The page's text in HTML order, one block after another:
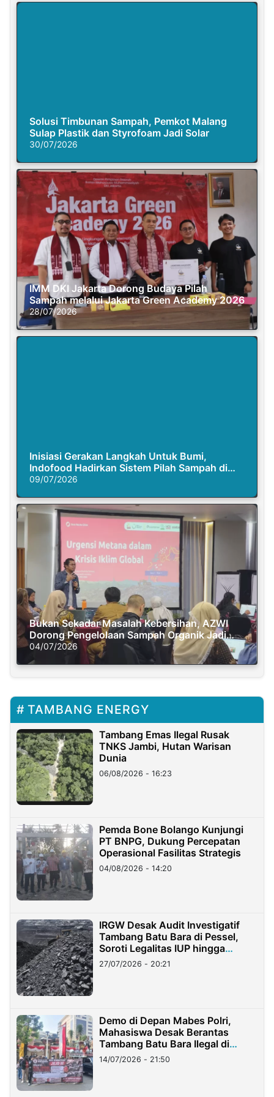
Solusi Timbunan Sampah, Pemkot Malang
Sulap Plastik dan Styrofoam Jadi Solar
30/07/2026
IMM DKI Jakarta Dorong Budaya Pilah
Sampah melalui Jakarta Green Academy 2026
28/07/2026
Inisiasi Gerakan Langkah Untuk Bumi,
Indofood Hadirkan Sistem Pilah Sampah di
Semasa Piknik
09/07/2026
Bukan Sekadar Masalah Kebersihan, AZWI
Dorong Pengelolaan Sampah Organik Jadi
Solusi Krisis Iklim
04/07/2026
TAMBANG ENERGY
Tambang Emas Ilegal Rusak
TNKS Jambi, Hutan Warisan
Dunia
06/08/2026 - 16:23
Pemda Bone Bolango Kunjungi
PT BNPG, Dukung Percepatan
Operasional Fasilitas Strategis
04/08/2026 - 14:20
IRGW Desak Audit Investigatif
Tambang Batu Bara di Pessel,
Soroti Legalitas IUP hingga
Stockpile
27/07/2026 - 20:21
Demo di Depan Mabes Polri,
Mahasiswa Desak Berantas
Tambang Batu Bara Ilegal di
Lampung
14/07/2026 - 21:50